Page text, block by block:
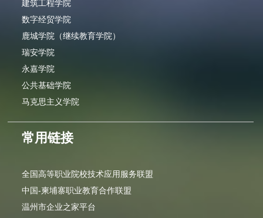
建筑工程学院
数字经贸学院
鹿城学院（继续教育学院）
瑞安学院
永嘉学院
公共基础学院
马克思主义学院
常用链接
全国高等职业院校技术应用服务联盟
中国-柬埔寨职业教育合作联盟
温州市企业之家平台